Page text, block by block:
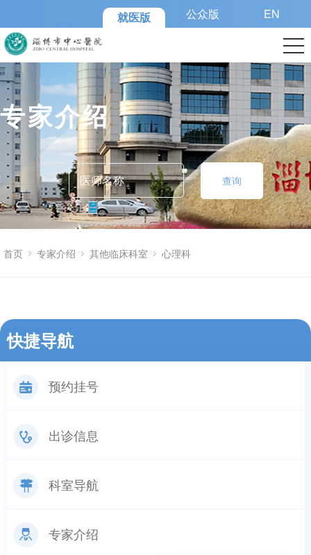
就医版 公众版 EN
专家介绍
查询
首页 专家介绍 其他临床科室 心理科
快捷导航
预约挂号
出诊信息
科室导航
专家介绍